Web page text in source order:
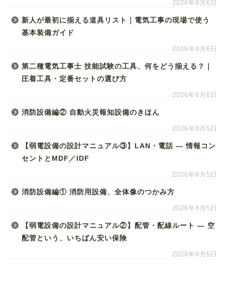
2026年8月6日
新人が最初に揃える道具リスト｜電気工事の現場で使う
基本装備ガイド
2026年8月6日
第二種電気工事士 技能試験の工具、何をどう揃える？｜
圧着工具・定番セットの選び方
2026年8月6日
消防設備編② 自動火災報知設備のきほん
2026年8月5日
【弱電設備の設計マニュアル③】LAN・電話 ― 情報コン
セントとMDF／IDF
2026年8月5日
消防設備編① 消防用設備、全体像のつかみ方
2026年8月5日
【弱電設備の設計マニュアル②】配管・配線ルート ― 空
配管という、いちばん安い保険
2026年8月5日